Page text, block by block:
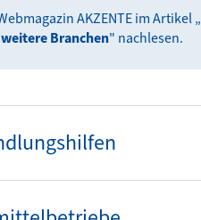
AKZENTE im Artikel „
Branchen" nachlesen.